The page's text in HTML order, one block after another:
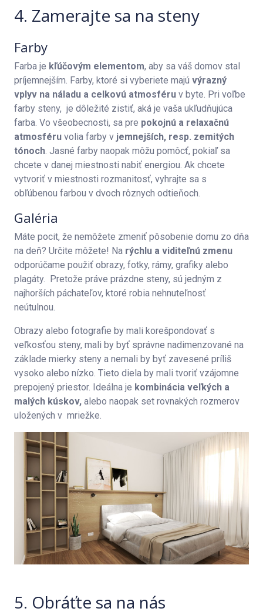
4. Zamerajte sa na steny
Farby
Farba je kľúčovým elementom, aby sa váš domov stal
príjemnejším. Farby, ktoré si vyberiete majú výrazný
vplyv na náladu a celkovú atmosféru v byte. Pri voľbe
farby steny, je dôležité zistiť, aká je vaša ukľudňujúca
farba. Vo všeobecnosti, sa pre pokojnú a relaxačnú
atmosféru volia farby v jemnejších, resp. zemitých
tónoch. Jasné farby naopak môžu pomôcť, pokiaľ sa
chcete v danej miestnosti nabiť energiou. Ak chcete
vytvoriť v miestnosti rozmanitosť, vyhrajte sa s
obľúbenou farbou v dvoch rôznych odtieňoch.
Galéria
Máte pocit, že nemôžete zmeniť pôsobenie domu zo dňa
na deň? Určite môžete! Na rýchlu a viditeľnú zmenu
odporúčame použiť obrazy, fotky, rámy, grafiky alebo
plagáty. Pretože práve prázdne steny, sú jedným z
najhorších páchateľov, ktoré robia nehnuteľnosť
neútulnou.
Obrazy alebo fotografie by mali korešpondovať s
veľkosťou steny, mali by byť správne nadimenzované na
základe mierky steny a nemali by byť zavesené príliš
vysoko alebo nízko. Tieto diela by mali tvoriť vzájomne
prepojený priestor. Ideálna je kombinácia veľkých a
malých kúskov, alebo naopak set rovnakých rozmerov
uložených v mriežke.
5. Obráťte sa na nás